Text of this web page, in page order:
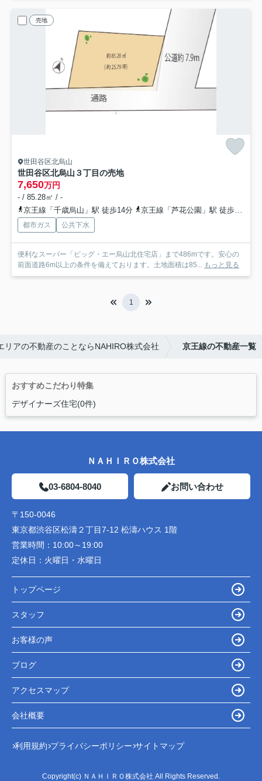
売地
世田谷区北烏山
世田谷区北烏山３丁目の売地
7,650万円
- / 85.28㎡ / -
京王線「千歳烏山」駅 徒歩14分
京王線「芦花公園」駅 徒歩20分
都市ガス 公共下水
便利なスーパー「ビッグ・エー烏山北住宅店」まで486mです。安心の
前面道路6m以上の条件を備えております。土地面積は85... もっと見る
1
リアの不動産のことならNAHIRO株式会社 京王線の不動産一覧
おすすめこだわり特集
デザイナーズ住宅(0件)
ＮＡＨＩＲＯ株式会社
03-6804-8040 お問い合わせ
〒150-0046
東京都渋谷区松濤２丁目7-12 松濤ハウス 1階
営業時間： 10:00～19:00
定休日： 火曜日・水曜日
トップページ
スタッフ
お客様の声
ブログ
アクセスマップ
会社概要
利用規約 プライバシーポリシー サイトマップ
Copyright(c) ＮＡＨＩＲＯ株式会社 All Rights Reserved.